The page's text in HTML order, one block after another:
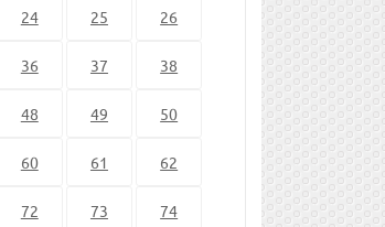
24 25 26
36 37 38
48 49 50
60 61 62
72 73 74